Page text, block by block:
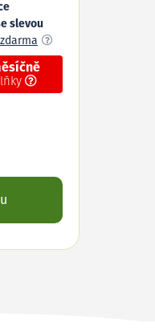
slevou